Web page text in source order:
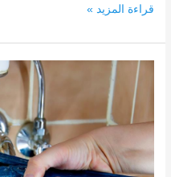
قراءة المزيد »
مشكلة
تسربات
المياه
بالرياض
وطرق
الحل